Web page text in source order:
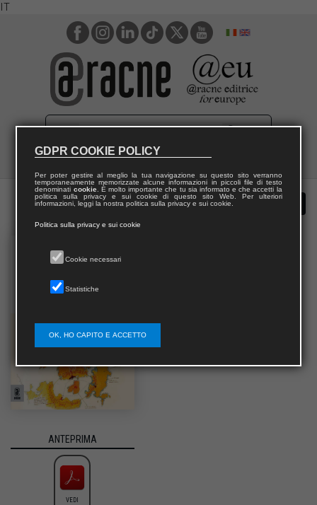
IT
ANTEPRIMA
VEDI
GDPR COOKIE POLICY
Per poter gestire al meglio la tua navigazione su questo sito verranno
temporaneamente memorizzate alcune informazioni in piccoli file di testo
denominati cookie. È molto importante che tu sia informato e che accetti la
politica sulla privacy e sui cookie di questo sito Web. Per ulteriori
informazioni, leggi la nostra politica sulla privacy e sui cookie.
Politica sulla privacy e sui cookie
Cookie necessari
Statistiche
OK, HO CAPITO E ACCETTO